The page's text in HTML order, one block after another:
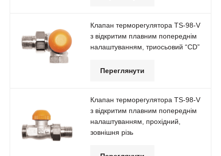
Клапан терморегулятора TS-98-V
з відкритим плавним попереднім
налаштуванням, триосьовий “CD”
Переглянути
Клапан терморегулятора TS-98-V
з відкритим плавним попереднім
налаштуванням, прохідний,
зовнішня різь